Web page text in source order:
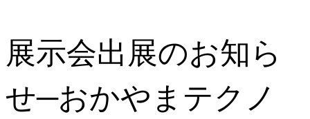
展示会出展のお知ら
せ─おかやまテクノ